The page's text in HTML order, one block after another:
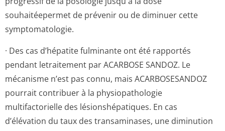
souhaitéepermet de prévenir ou de diminuer cette
symptomatologie.
· Des cas d’hépatite fulminante ont été rapportés
pendant letraitement par ACARBOSE SANDOZ. Le
mécanisme n’est pas connu, mais ACARBOSESANDOZ
pourrait contribuer à la physiopathologie
multifactorielle des lésionshépatiques. En cas
d’élévation du taux des transaminases, une diminution